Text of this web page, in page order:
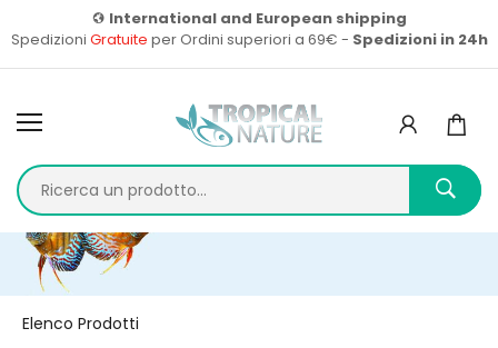
International and European shipping
Spedizioni Gratuite per Ordini superiori a 69€ - Spedizioni in 24h
Home Prodotti
Elenco Prodotti